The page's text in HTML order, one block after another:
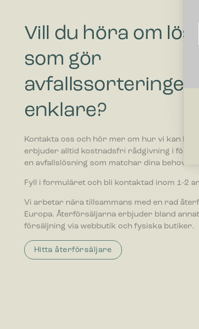
Vill du höra om
som gör
avfallssorteringen
enklare?
Kontakta oss och hör mer om hur vi kan
erbjuder alltid kostnadsfri rådgivning i
en avfallslösning som matchar dina behov
Fyll i formuläret och bli kontaktad inom 1-2
Vi arbetar nära tillsammans med en rad
Europa. Återförsäljarna erbjuder bland
försäljning via webbutik och fysiska butiker.
Hitta återförsäljare